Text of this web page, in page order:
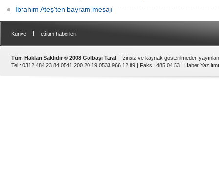
İbrahim Ateş'ten bayram mesajı
Künye eğitim haberleri
Tüm Hakları Saklıdır © 2008 Gölbaşı Taraf | İzinsiz ve kaynak gösterilmeden
Tel : 0312 484 23 84 0541 200 20 19 0533 966 12 89 | Faks : 485 04 53 | Haber Yazılımı